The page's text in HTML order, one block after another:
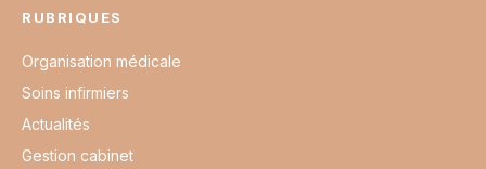
RUBRIQUES
Organisation médicale
Soins infirmiers
Actualités
Gestion cabinet